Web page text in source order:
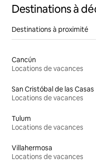
Destinations à
Destinations à proximité
Cancún
Locations de vacances
San Cristóbal de las Casas
Locations de vacances
Tulum
Locations de vacances
Villahermosa
Locations de vacances